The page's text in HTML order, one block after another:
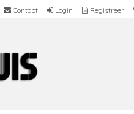
Contact Login Registreer